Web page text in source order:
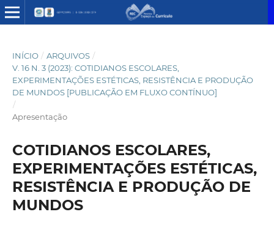
INÍCIO / ARQUIVOS /
V. 16 N. 3 (2023): COTIDIANOS ESCOLARES,
EXPERIMENTAÇÕES ESTÉTICAS, RESISTÊNCIA E PRODUÇÃO
DE MUNDOS [PUBLICAÇÃO EM FLUXO CONTÍNUO]
/
Apresentação
COTIDIANOS ESCOLARES,
EXPERIMENTAÇÕES ESTÉTICAS,
RESISTÊNCIA E PRODUÇÃO DE
MUNDOS